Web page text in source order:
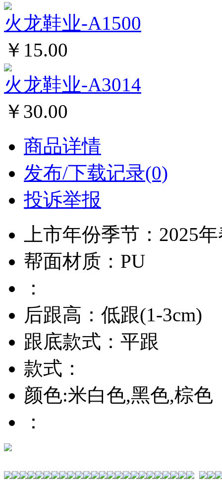
火龙鞋业-A1500
￥15.00
火龙鞋业-A3014
￥30.00
商品详情
发布/下载记录(0)
投诉举报
上市年份季节：2025
帮面材质：PU
：
后跟高：低跟(1-3cm)
跟底款式：平跟
款式：
颜色:米白色,黑色,棕色
：